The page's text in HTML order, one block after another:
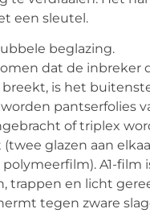
een sleutel.
beglazing.
dat de inbreker
is het
pantserfolies
of triplex
(twee glazen aan
A1-film
trappen en licht
tegen zware